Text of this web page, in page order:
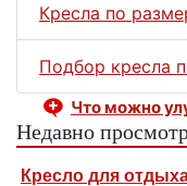
Кресла по
Подбор кресла
Что можно
Недавно
Кресло для